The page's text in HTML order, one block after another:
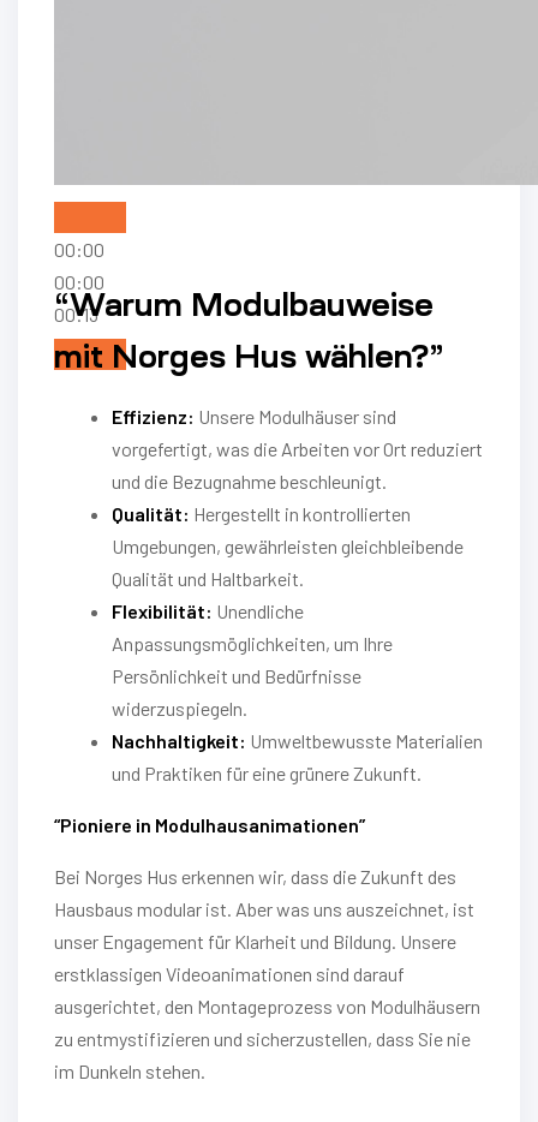
00:00
00:00
00:13
“Warum Modulbauweise
mit Norges Hus wählen?”
Effizienz: Unsere Modulhäuser sind
vorgefertigt, was die Arbeiten vor Ort reduziert
und die Bezugnahme beschleunigt.
Qualität: Hergestellt in kontrollierten
Umgebungen, gewährleisten gleichbleibende
Qualität und Haltbarkeit.
Flexibilität: Unendliche
Anpassungsmöglichkeiten, um Ihre
Persönlichkeit und Bedürfnisse
widerzuspiegeln.
Nachhaltigkeit: Umweltbewusste Materialien
und Praktiken für eine grünere Zukunft.
“Pioniere in Modulhausanimationen”
Bei Norges Hus erkennen wir, dass die Zukunft des
Hausbaus modular ist. Aber was uns auszeichnet, ist
unser Engagement für Klarheit und Bildung. Unsere
erstklassigen Videoanimationen sind darauf
ausgerichtet, den Montageprozess von Modulhäusern
zu entmystifizieren und sicherzustellen, dass Sie nie
im Dunkeln stehen.